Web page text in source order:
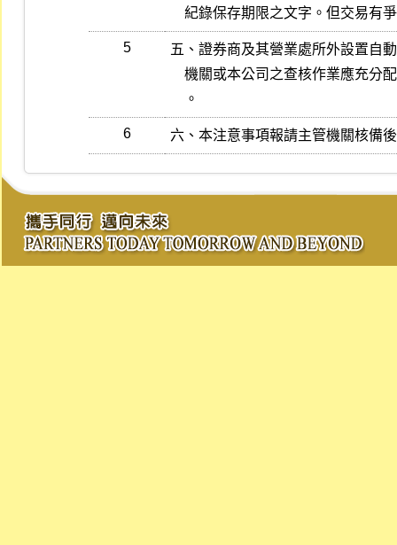
紀錄保存期限之文字。但交易
5
五、證券商及其營業處所外設置自
    。
6 六、本注意事項報請主管機關核備